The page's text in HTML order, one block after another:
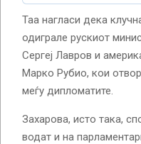
Таа нагласи дека
одиграле рускиот
Сергеј Лавров и
Марко Рубио, кои
меѓу дипломатите.
Захарова, исто така,
водат и на